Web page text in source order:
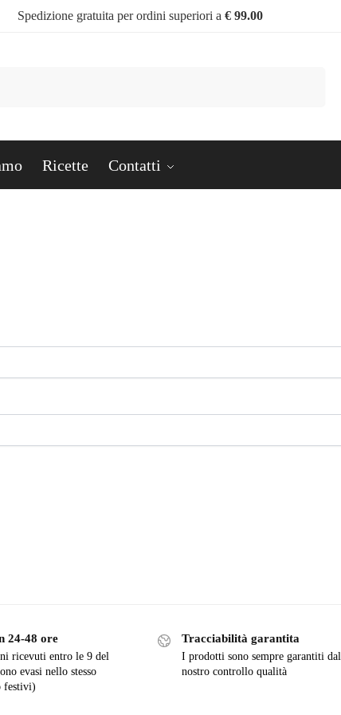
Spedizione gratuita per ordini superiori a € 99.00
Ricette Contatti
24-48 ore
ricevuti entro le 9 del
evasi nello stesso
festivi)
Tracciabilità garantita
I prodotti sono sempre garantiti dal
nostro controllo qualità